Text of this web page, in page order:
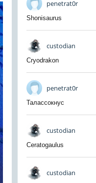
penetrat0r
Shonisaurus
custodian
Cryodrakon
penetrat0r
Талассокнус
custodian
Ceratogaulus
custodian